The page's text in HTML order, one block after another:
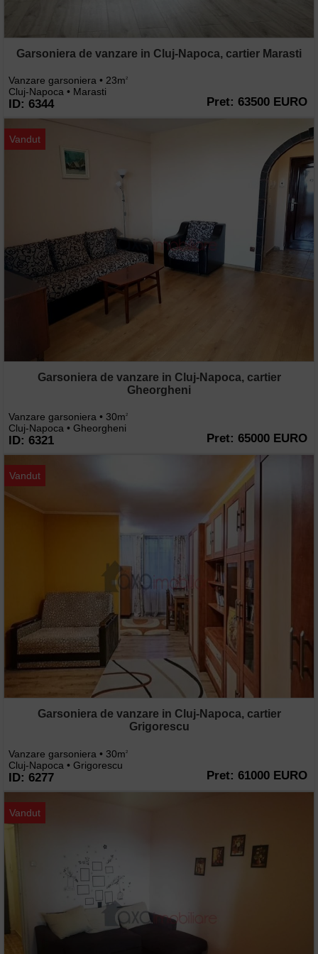
Garsoniera de vanzare in Cluj-Napoca, cartier Marasti
Vanzare garsoniera • 23m2
Cluj-Napoca • Marasti
ID: 6344 Pret: 63500 EURO
Vandut
Garsoniera de vanzare in Cluj-Napoca, cartier
Gheorgheni
Vanzare garsoniera • 30m2
Cluj-Napoca • Gheorgheni
ID: 6321 Pret: 65000 EURO
Vandut
Garsoniera de vanzare in Cluj-Napoca, cartier
Grigorescu
Vanzare garsoniera • 30m2
Cluj-Napoca • Grigorescu
ID: 6277 Pret: 61000 EURO
Vandut